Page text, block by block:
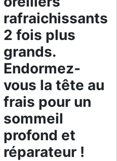
rafraichissants
2 fois plus
grands.
Endormez-
vous la tête au
frais pour un
sommeil
profond et
réparateur !